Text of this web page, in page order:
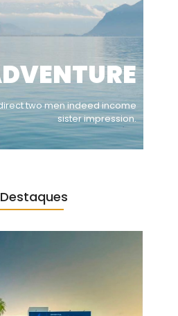
two men indeed income
sister impression.